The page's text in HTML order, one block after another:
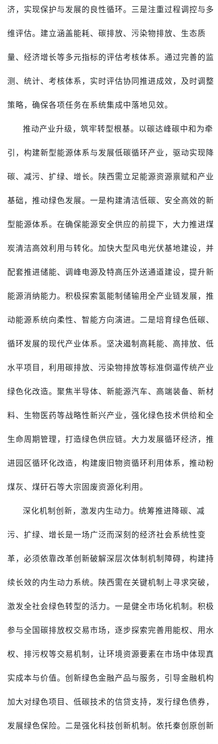
济，实现保护与发展的良性循环。三是注重过程调控与多
维评估。建立涵盖能耗、碳排放、污染物排放、生态质
量、经济增长等多元指标的评估考核体系。通过完善的监
测、统计、考核体系，实时评估协同推进成效，及时调整
策略，确保各项任务在系统集成中落地见效。
推动产业升级，筑牢转型根基。以碳达峰碳中和为牵
引，构建新型能源体系与发展低碳循环产业，驱动实现降
碳、减污、扩绿、增长。陕西需立足能源资源禀赋和产业
基础，推动绿色发展。一是构建清洁低碳、安全高效的新
型能源体系。在确保能源安全供应的前提下，大力推进煤
炭清洁高效利用与转化。加快大型风电光伏基地建设，并
配套推进储能、调峰电源及特高压外送通道建设，提升新
能源消纳能力。积极探索氢能制储输用全产业链发展，推
动能源系统向柔性、智能方向演进。二是培育绿色低碳、
循环发展的现代产业体系。坚决遏制高耗能、高排放、低
水平项目，利用碳排放、污染物排放等标准倒逼传统产业
绿色化改造。聚焦半导体、新能源汽车、高端装备、新材
料、生物医药等战略性新兴产业，强化绿色技术供给和全
生命周期管理，打造绿色供应链。大力发展循环经济，推
进园区循环化改造，构建废旧物资循环利用体系，推动粉
煤灰、煤矸石等大宗固废资源化利用。
深化机制创新，激发内生动力。统筹推进降碳、减
污、扩绿、增长是一场广泛而深刻的经济社会系统性变
革，必须依靠改革创新破解深层次体制机制障碍，构建持
续长效的内生动力系统。陕西需在关键机制上寻求突破，
激发全社会绿色转型的活力。一是健全市场化机制。积极
参与全国碳排放权交易市场，逐步探索完善用能权、用水
权、排污权等交易机制，让环境资源要素在市场中体现真
实成本与价值。创新绿色金融产品与服务，引导金融机构
加大对绿色项目、低碳技术的信贷支持，发行绿色债券，
发展绿色保险。二是强化科技创新机制。依托秦创原创新